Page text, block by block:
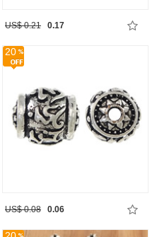
US$ 0.21 0.17
20
US$ 0.08 0.06